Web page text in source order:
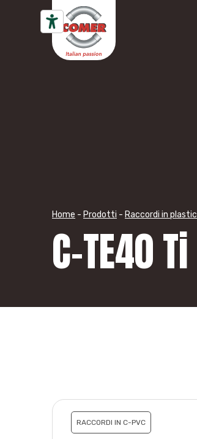
Vai al contenuto
Home - Prodotti - Raccordi in
C-TE40
RACCORDI IN C-PVC